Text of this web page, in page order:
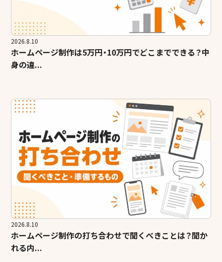
2026.8.10
ホームページ制作は5万円・10万円でどこまでできる？中
身の違...
2026.8.10
ホームページ制作の打ち合わせで聞くべきことは？聞か
れる内...